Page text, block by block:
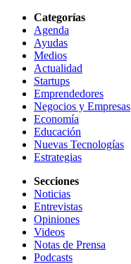
Categorías
Agenda
Ayudas
Medios
Actualidad
Startups
Emprendedores
Negocios y Empresas
Economía
Educación
Nuevas Tecnologías
Estrategias
Secciones
Noticias
Entrevistas
Opiniones
Videos
Notas de Prensa
Podcasts